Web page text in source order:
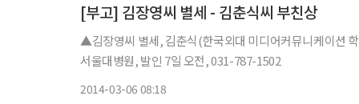
[부고] 김장영씨 별세 - 김춘식씨 부친상
▲김장영씨 별세, 김춘식(한국외대 미디어커뮤니케이션
서울대병원, 발인 7일 오전, 031-787-1502
2014-03-06 08:18